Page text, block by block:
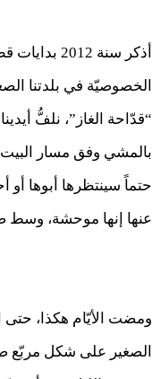
أذكر سنة
الخصوصيّة في بلدتنا
“قدّاحة الغاز”، نلفُّ
بالمشي وفق مسار البيت
حتماً سينتظرها أبوها أو
عنها إنها موحشة، وسط
ومضت الأيّام هكذا، حتى
الصغير على شكل مربّع